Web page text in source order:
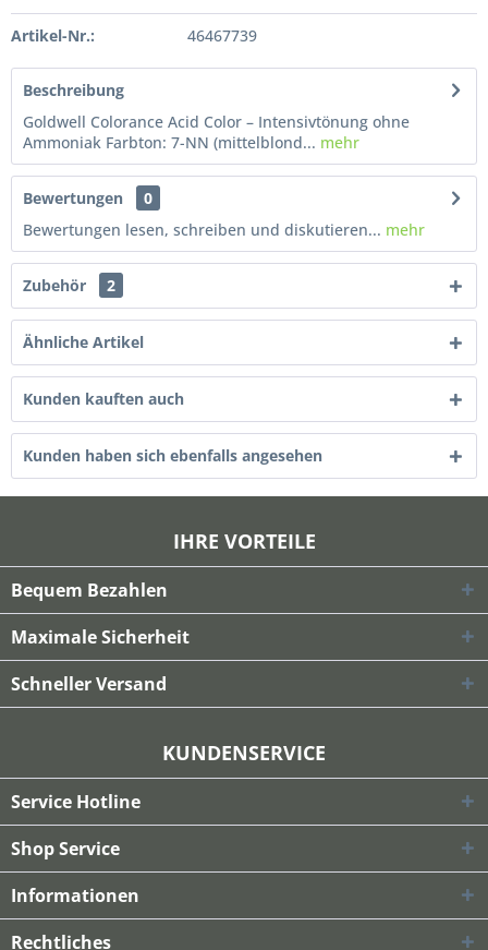
Artikel-Nr.: 46467739
Beschreibung
Goldwell Colorance Acid Color – Intensivtönung ohne
Ammoniak Farbton: 7-NN (mittelblond... mehr
Bewertungen
0
Bewertungen lesen, schreiben und diskutieren... mehr
Zubehör 2
Ähnliche Artikel
Kunden kauften auch
Kunden haben sich ebenfalls angesehen
IHRE VORTEILE
Bequem Bezahlen
Maximale Sicherheit
Schneller Versand
KUNDENSERVICE
Service Hotline
Shop Service
Informationen
Rechtliches